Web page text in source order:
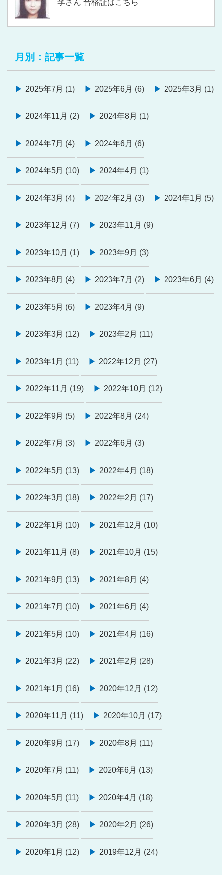
李さん 合格証はこちら
月別：記事一覧
2025年7月 (1) 2025年6月 (6) 2025年3月 (1)
2024年11月 (2) 2024年8月 (1)
2024年7月 (4) 2024年6月 (6)
2024年5月 (10) 2024年4月 (1)
2024年3月 (4) 2024年2月 (3) 2024年1月 (5)
2023年12月 (7) 2023年11月 (9)
2023年10月 (1) 2023年9月 (3)
2023年8月 (4) 2023年7月 (2) 2023年6月 (4)
2023年5月 (6) 2023年4月 (9)
2023年3月 (12) 2023年2月 (11)
2023年1月 (11) 2022年12月 (27)
2022年11月 (19) 2022年10月 (12)
2022年9月 (5) 2022年8月 (24)
2022年7月 (3) 2022年6月 (3)
2022年5月 (13) 2022年4月 (18)
2022年3月 (18) 2022年2月 (17)
2022年1月 (10) 2021年12月 (10)
2021年11月 (8) 2021年10月 (15)
2021年9月 (13) 2021年8月 (4)
2021年7月 (10) 2021年6月 (4)
2021年5月 (10) 2021年4月 (16)
2021年3月 (22) 2021年2月 (28)
2021年1月 (16) 2020年12月 (12)
2020年11月 (11) 2020年10月 (17)
2020年9月 (17) 2020年8月 (11)
2020年7月 (11) 2020年6月 (13)
2020年5月 (11) 2020年4月 (18)
2020年3月 (28) 2020年2月 (26)
2020年1月 (12) 2019年12月 (24)